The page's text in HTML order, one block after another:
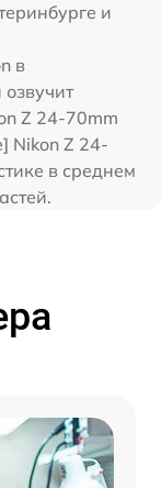
и
в
Z 24-70mm
Nikon Z 24-
в среднем